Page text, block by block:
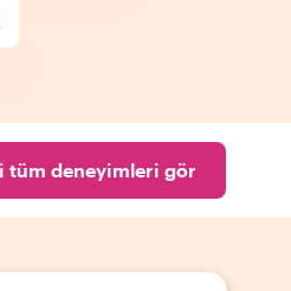
tüm deneyimleri gör